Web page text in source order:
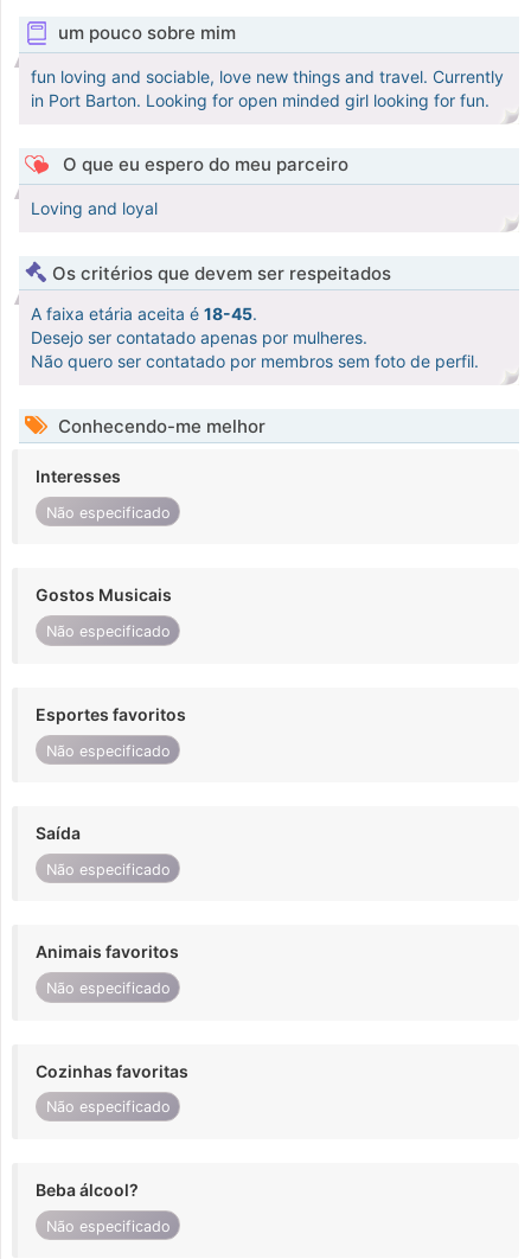
um pouco sobre mim
fun loving and sociable, love new things and travel. Currently
in Port Barton. Looking for open minded girl looking for fun.
O que eu espero do meu parceiro
Loving and loyal
Os critérios que devem ser respeitados
A faixa etária aceita é 18-45.
Desejo ser contatado apenas por mulheres.
Não quero ser contatado por membros sem foto de perfil.
Conhecendo-me melhor
Interesses
Não especificado
Gostos Musicais
Não especificado
Esportes favoritos
Não especificado
Saída
Não especificado
Animais favoritos
Não especificado
Cozinhas favoritas
Não especificado
Beba álcool?
Não especificado